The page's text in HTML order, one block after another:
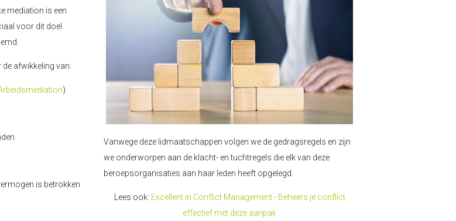
mediation is een
voor dit doel
afwikkeling van:
)
is betrokken
Vanwege deze lidmaatschappen volgen we de gedragsregels en zijn
we onderworpen aan de klacht- en tuchtregels die elk van deze
beroepsorganisaties aan haar leden heeft opgelegd.
Lees ook: Excellent in Conflict Management - Beheers je conflict
effectief met deze aanpak